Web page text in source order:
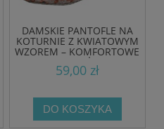
DAMSKIE PANTOFLE NA
KOTURNIE Z KWIATOWYM
WZOREM – KOMFORTOWE
KAPCIE NA KAŻDĄ PORĘ
ROKU
59,00 zł
DO KOSZYKA